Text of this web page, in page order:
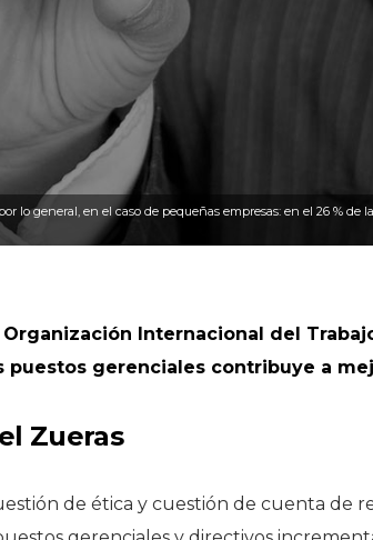
lo general, en el caso de pequeñas empresas: en el 26 %
Internacional del
puestos gerenciales contribuye a
Zueras
de ética y cuestión de cuenta de